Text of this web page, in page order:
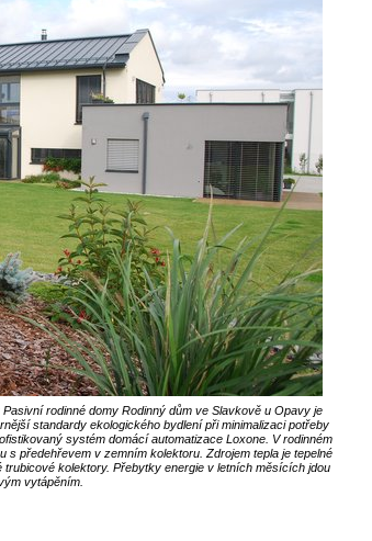
rodinné domy Rodinný dům ve Slavkově u Opavy je
standardy ekologického bydlení při minimalizaci potřeby
systém domácí automatizace Loxone. V rodinném
předehřevem v zemním kolektoru. Zdrojem tepla je tepelné
kolektory. Přebytky energie v letních měsících jdou
vytápěním.